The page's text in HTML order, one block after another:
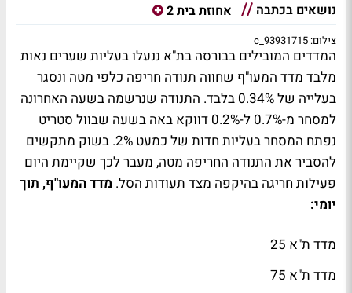
נושאים בכתבה אחוזת בית 2
צילום: 93931715_c
המדדים המובילים בבורסה בת"א ננעלו בעליות שערים נאות
מלבד מדד המעו"ף שחווה תנודה חריפה כלפי מטה ונסגר
בעלייה של 0.34% בלבד. התנודה שנרשמה בשעה האחרונה
למסחר מ-0.7% ל-0.2% דווקא באה בשעה שבוול סטריט
נפתח המסחר בעליות חדות של כמעט 2%. בשוק מתקשים
להסביר את התנודה החריפה מטה, מעבר לכך שקיימת היום
פעילות חריגה בהיקפה מצד תעודות הסל. מדד המעו"ף, תוך
יומי:
מדד ת"א 25
מדד ת"א 75